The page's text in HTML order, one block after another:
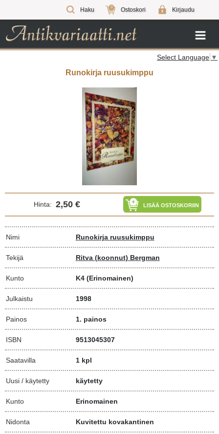
Haku 0 Ostoskori Kirjaudu
Select Language ▼
Runokirja ruusukimppu
Hinta: 2,50 € LISÄÄ OSTOSKORIIN
Nimi Runokirja ruusukimppu
Tekijä Ritva (koonnut) Bergman
Kunto K4 (Erinomainen)
Julkaistu 1998
Painos 1. painos
ISBN 9513045307
Saatavilla 1 kpl
Uusi / käytetty käytetty
Kunto Erinomainen
Nidonta Kuvitettu kovakantinen